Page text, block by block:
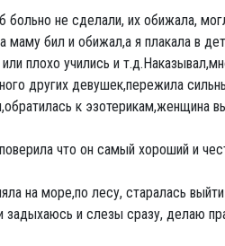
не сделали, их обижала,
маму бил и обижал,а я плакала в
плохо учились и
других девушек,пережила
к эзотерикам,женщина
что он самый хороший и
на море,по лесу, старалась
и слезы сразу, делаю